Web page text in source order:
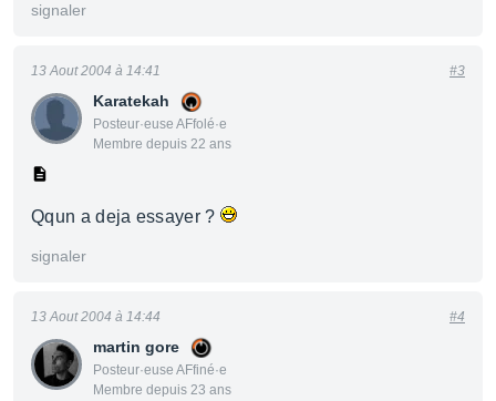
signaler
Karatekah
Posteur·euse AFfolé·e
Membre depuis 22 ans
13 Aout 2004 à 14:41 #3
Qqun a deja essayer ?
signaler
martin gore
Posteur·euse AFfiné·e
Membre depuis 23 ans
13 Aout 2004 à 14:44 #4